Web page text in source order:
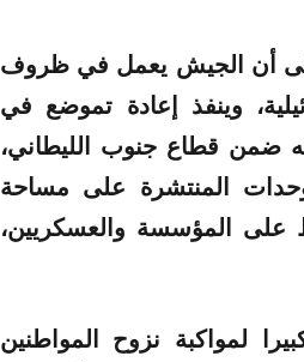
أن الجيش يعمل في ظروف
وينفذ إعادة تموضع في
ضمن قطاع جنوب الليطاني،
المنتشرة على مساحة
على المؤسسة والعسكريين،
لمواكبة نزوح المواطنين